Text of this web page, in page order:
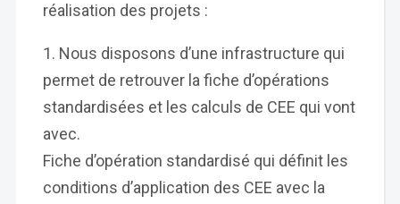
réalisation des projets :
Nous disposons d’une infrastructure qui
permet de retrouver la fiche d’opérations
standardisées et les calculs de CEE qui vont
avec.
Fiche d’opération standardisé qui définit les
conditions d’application des CEE avec la